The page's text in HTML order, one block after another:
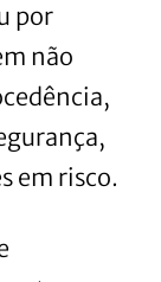
por
não
em risco.